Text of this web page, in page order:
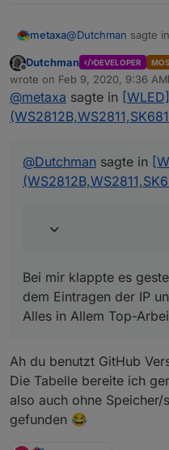
metaxa@Dutchman sagte in
PS: funktioniert
Bei mir klappte es
Offline
Dutchman DEVELOPER
wrote on Feb 9, 2020, 9:36 AM
last edited by DutchmanFeb 9,
@metaxa sagte in
@Dutchman sagte in
Bei mir klappte es
dem Eintragen der IP
Alles in Allem Top-
Ah du benutzt GitHub
Die Tabelle bereite ich
also auch ohne Speicher/
gefunden 😂